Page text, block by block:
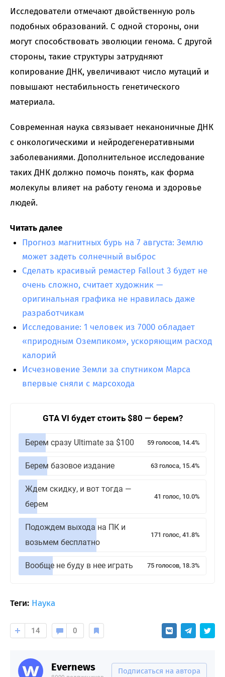
Исследователи отмечают двойственную роль
подобных образований. С одной стороны, они
могут способствовать эволюции генома. С другой
стороны, такие структуры затрудняют
копирование ДНК, увеличивают число мутаций и
повышают нестабильность генетического
материала.
Современная наука связывает неканоничные ДНК
с онкологическими и нейродегенеративными
заболеваниями. Дополнительное исследование
таких ДНК должно помочь понять, как форма
молекулы влияет на работу генома и здоровье
людей.
Читать далее
Прогноз магнитных бурь на 7 августа: Землю
может задеть солнечный выброс
Сделать красивый ремастер Fallout 3 будет не
очень сложно, считает художник —
оригинальная графика не нравилась даже
разработчикам
Исследование: 1 человек из 7000 обладает
«природным Оземпиком», ускоряющим расход
калорий
Исчезновение Земли за спутником Марса
впервые сняли с марсохода
GTA VI будет стоить $80 — берем?
Берем сразу Ultimate за $100 59 голосов, 14.4%
Берем базовое издание 63 голоса, 15.4%
Ждем скидку, и вот тогда —
берем
41 голос, 10.0%
Подождем выхода на ПК и
возьмем бесплатно
171 голос, 41.8%
Вообще не буду в нее играть 75 голосов, 18.3%
Теги: Наука
14 0
Evernews Подписаться на автора